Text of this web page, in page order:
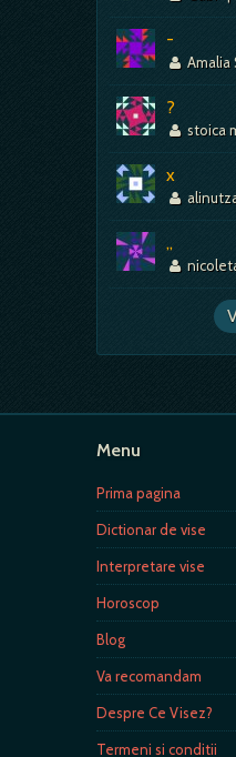
-
Amalia
?
stoica
x
,,
Menu
Prima pagina
Dictionar de vise
Interpretare vise
Horoscop
Blog
Va recomandam
Despre Ce Visez?
Termeni si conditii